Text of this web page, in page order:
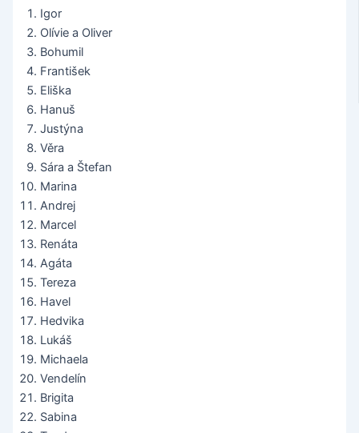
Igor
Olívie a Oliver
Bohumil
František
Eliška
Hanuš
Justýna
Věra
Sára a Štefan
Marina
Andrej
Marcel
Renáta
Agáta
Tereza
Havel
Hedvika
Lukáš
Michaela
Vendelín
Brigita
Sabina